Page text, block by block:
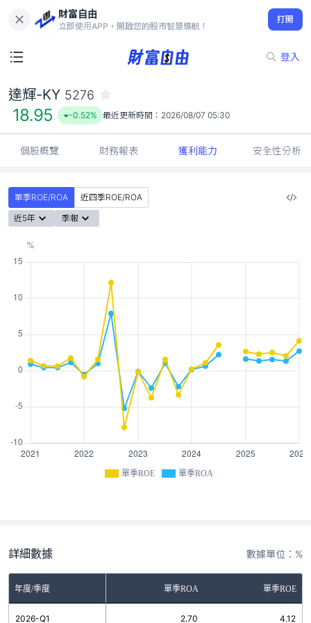
財富自由
立即使用APP，開啟您的股市智慧導航！
打開
登入
18.95
-0.52%
達輝-KY 5276
18.95 -0.52% 最近更新時間： 2026/08/07 05:30
個股概覽 財務報表 獲利能力 安全性分析
單季ROE/ROA
近四季ROE/ROA
近5年
季報
單季ROE 單季ROA
詳細數據 數據單位：%
年度/季度 單季ROA 單季ROE
2026-Q1 2.70 4.12